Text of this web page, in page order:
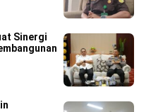
Sinergi